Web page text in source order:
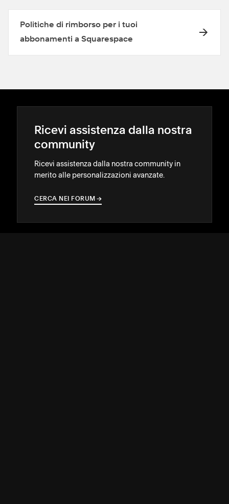
Politiche di rimborso per i tuoi
abbonamenti a Squarespace
Ricevi assistenza dalla nostra
community
Ricevi assistenza dalla nostra community in
merito alle personalizzazioni avanzate.
CERCA NEI FORUM →
→